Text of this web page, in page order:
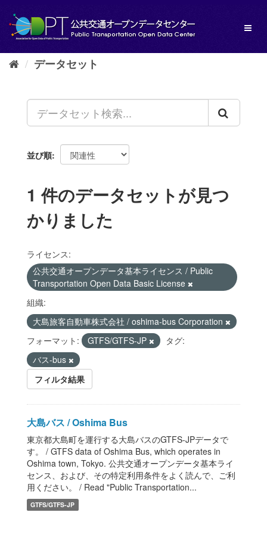
し
データセット
並び順
1 件のデータセットが見つ
かりました
ライセンス:
公共交通オープンデータ基本ライセンス / Public
Transportation Open Data Basic License
組織:
大島旅客自動車株式会社 / oshima-bus Corporation
フォーマット:
GTFS/GTFS-JP
タグ:
バス-bus
フィルタ結果
大島バス / Oshima Bus
東京都大島町を運行する大島バスのGTFS-JPデータで
す。 / GTFS data of Oshima Bus, which operates in
Oshima town, Tokyo. 公共交通オープンデータ基本ライ
センス、および、その特定利用条件をよく読んで、ご利
用ください。 / Read "Public Transportation...
GTFS/GTFS-JP